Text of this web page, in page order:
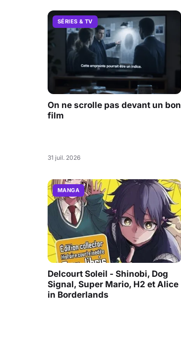
SÉRIES & TV
On ne scrolle pas devant un bon
film
31 juil. 2026
MANGA
Delcourt Soleil - Shinobi, Dog
Signal, Super Mario, H2 et Alice
in Borderlands